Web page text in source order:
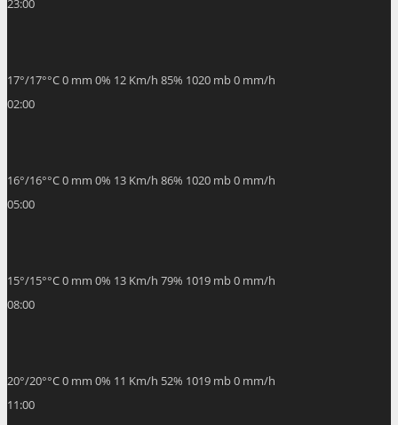
23:00
17°/17°°C0 mm 0% 12 Km/h 85% 1020 mb0 mm/h
02:00
16°/16°°C0 mm 0% 13 Km/h 86% 1020 mb0 mm/h
05:00
15°/15°°C0 mm 0% 13 Km/h 79% 1019 mb0 mm/h
08:00
20°/20°°C0 mm 0% 11 Km/h 52% 1019 mb0 mm/h
11:00